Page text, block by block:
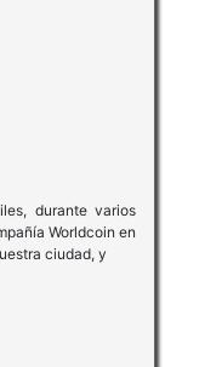
durante varios
Worldcoin en
ciudad, y